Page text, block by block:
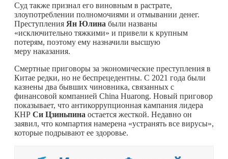
Суд также признал его виновным в растрате,
злоупотреблении полномочиями и отмывании денег.
Преступления Ян Юлина были названы
«исключительно тяжкими» и привели к крупным
потерям, поэтому ему назначили высшую
меру наказания.
Смертные приговоры за экономические преступления в
Китае редки, но не беспрецедентны. С 2021 года были
казнены два бывших чиновника, связанных с
финансовой компанией China Huarong. Новый приговор
показывает, что антикоррупционная кампания лидера
КНР Си Цзиньпина остается жесткой. Недавно он
заявил, что компартия намерена «устранять все вирусы»,
которые подрывают ее здоровье.